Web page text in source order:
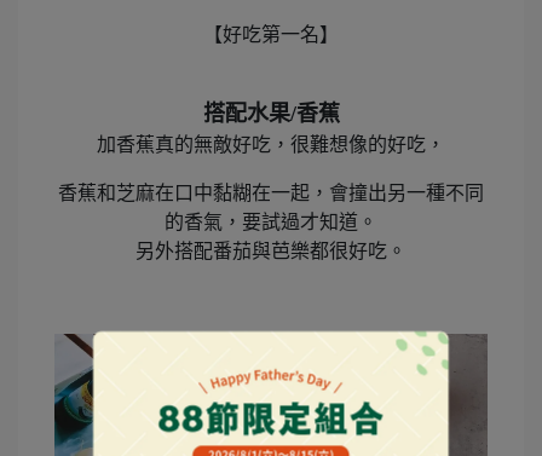
【好吃第一名】
搭配水果/香蕉
加香蕉真的無敵好吃，很難想像的好吃，
香蕉和芝麻在口中黏糊在一起，會撞出另一種不同
的香氣，要試過才知道。
另外搭配番茄與芭樂都很好吃。